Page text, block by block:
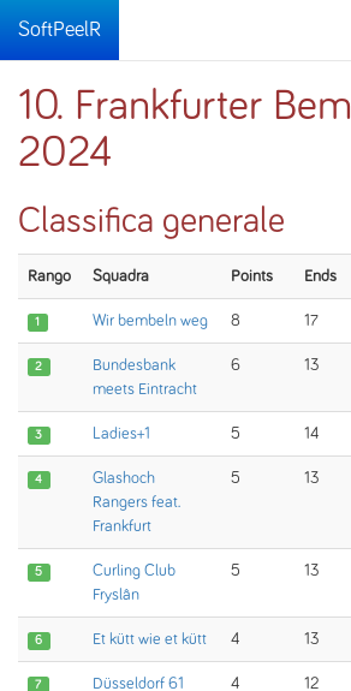
SoftPeelR
10. Frankfurter
2024
Classifica generale
Rango Squadra Points Ends
1 Wir bembeln weg 8 17
2
Bundesbank
meets Eintracht
6 13
3 Ladies+1 5 14
4
Glashoch
Rangers feat.
Frankfurt
5 13
5
Curling Club
Fryslân
5 13
6 Et kütt wie et kütt 4 13
7 Düsseldorf 61 4 12